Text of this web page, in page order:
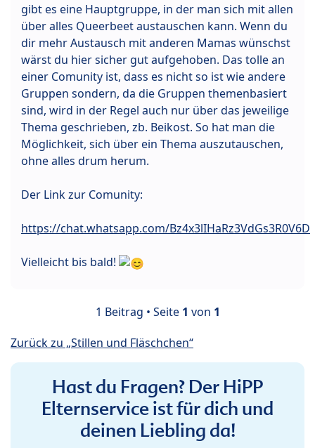
gibt es eine Hauptgruppe, in der man sich mit allen
über alles Queerbeet austauschen kann. Wenn du
dir mehr Austausch mit anderen Mamas wünschst
wärst du hier sicher gut aufgehoben. Das tolle an
einer Comunity ist, dass es nicht so ist wie andere
Gruppen sondern, da die Gruppen themenbasiert
sind, wird in der Regel auch nur über das jeweilige
Thema geschrieben, zb. Beikost. So hat man die
Möglichkeit, sich über ein Thema auszutauschen,
ohne alles drum herum.
Der Link zur Comunity:
https://chat.whatsapp.com/Bz4x3lIHaRz3VdGs3R0V6D
Vielleicht bis bald!
1 Beitrag • Seite 1 von 1
Zurück zu „Stillen und Fläschchen“
Hast du Fragen? Der HiPP
Elternservice ist für dich und
deinen Liebling da!